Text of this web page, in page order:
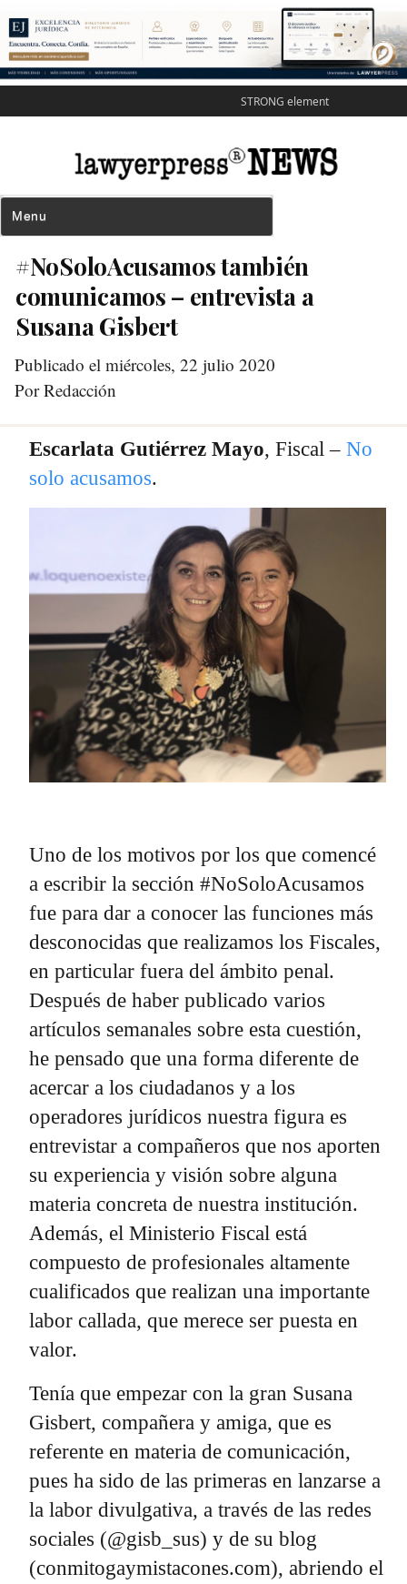
STRONG element
#NoSoloAcusamos también
comunicamos – entrevista a
Susana Gisbert
Publicado el miércoles, 22 julio 2020
Por Redacción
Escarlata Gutiérrez Mayo, Fiscal – No
solo acusamos.
Uno de los motivos por los que comencé
a escribir la sección #NoSoloAcusamos
fue para dar a conocer las funciones más
desconocidas que realizamos los Fiscales,
en particular fuera del ámbito penal.
Después de haber publicado varios
artículos semanales sobre esta cuestión,
he pensado que una forma diferente de
acercar a los ciudadanos y a los
operadores jurídicos nuestra figura es
entrevistar a compañeros que nos aporten
su experiencia y visión sobre alguna
materia concreta de nuestra institución.
Además, el Ministerio Fiscal está
compuesto de profesionales altamente
cualificados que realizan una importante
labor callada, que merece ser puesta en
valor.
Tenía que empezar con la gran Susana
Gisbert, compañera y amiga, que es
referente en materia de comunicación,
pues ha sido de las primeras en lanzarse a
la labor divulgativa, a través de las redes
sociales (@gisb_sus) y de su blog
(conmitogaymistacones.com), abriendo el